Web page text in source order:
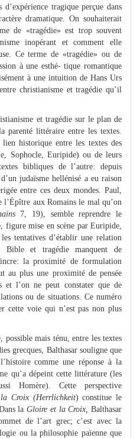
d’expérience tragique perçue dans
dramatique. On souhaiterait
de «tragédie» est trop souvent
inopérant et comment elle
Ce terme de «tragédie» ou de
à une esthé- tique romantique
à une intuition de Hans Urs
christianisme et tragédie qu’il
et tragédie sur le plan de
parenté littéraire entre les textes.
historique entre les textes des
Sophocle, Euripide) ou de leurs
bibliques de l’autre: depuis
judaïsme hellénisé a eu raison
entre ces deux mondes. Paul,
l’Épître aux Romains le mal qu’on
7, 19), semble reprendre le
figure mise en scène par Euripide,
tentatives d’établir une relation
Bible et tragédie manquent de
la proximité de formulation
au plus une proximité de pensée
et l’on ne peut constater que de
ou de situations. Ce numéro
cette voie qui n’est pas non plus
mais ténu, entre les textes
grecques, Balthasar souligne que
comme une réponse à la
qu’a dépeint cette littérature (les
Homère). Cette perspective
Croix (Herrlichkeit) constitue le
la Gloire et la Croix, Balthasar
de l’art grec; c’est avec la
ou la philosophie païenne que